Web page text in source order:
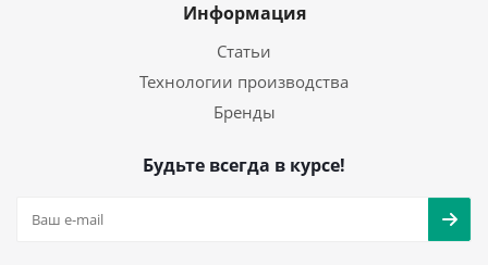
Информация
Статьи
Технологии производства
Бренды
Будьте всегда в курсе!